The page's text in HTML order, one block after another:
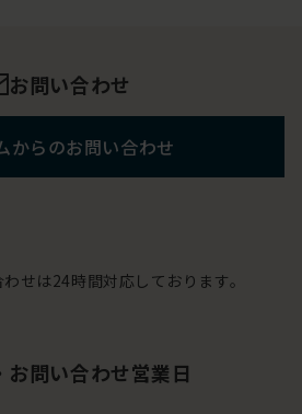
お問い合わせ
からのお問い合わせ
せは24時間対応しております。
お問い合わせ営業日